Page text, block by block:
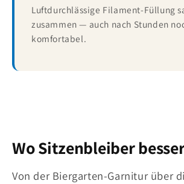
Luftdurchlässige Filament-Füllung
zusammen — auch nach Stunden
komfortabel.
Wo Sitzenbleiber
Von der Biergarten-Garnitur über